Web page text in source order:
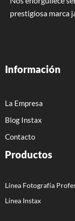
prestigiosa marca
Información
La Empresa
Blog Instax
Contacto
Productos
Línea Fotografía
Línea Instax